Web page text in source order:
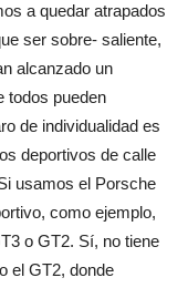
a quedar atrapados
ser sobre- saliente,
alcanzado un
todos pueden
de individualidad es
deportivos de calle
usamos el Porsche
como ejemplo,
o GT2. Sí, no tiene
el GT2, donde